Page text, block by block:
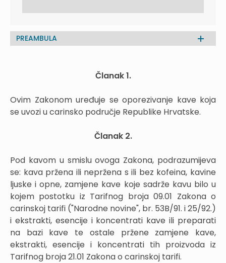
PREAMBULA
Članak 1.
Ovim Zakonom uređuje se oporezivanje kave koja
se uvozi u carinsko područje Republike Hrvatske.
Članak 2.
Pod kavom u smislu ovoga Zakona, podrazumijeva
se: kava pržena ili nepržena s ili bez kofeina, kavine
ljuske i opne, zamjene kave koje sadrže kavu bilo u
kojem postotku iz Tarifnog broja 09.01 Zakona o
carinskoj tarifi ("Narodne novine", br. 53B/91. i 25/92.)
i ekstrakti, esencije i koncentrati kave ili preparati
na bazi kave te ostale pržene zamjene kave,
ekstrakti, esencije i koncentrati tih proizvoda iz
Tarifnog broja 21.01 Zakona o carinskoj tarifi.